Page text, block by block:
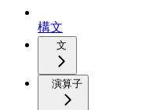
構文
文
演算子